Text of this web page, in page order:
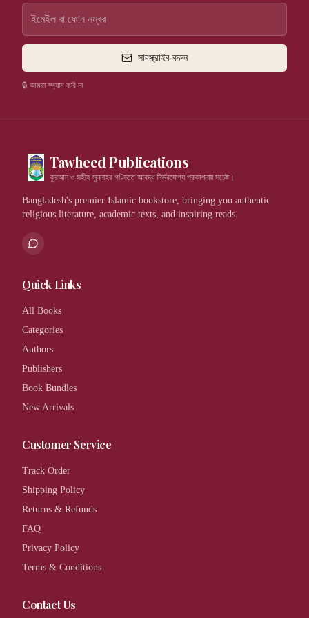
সাবস্ক্রাইব করুন
🔒 আমরা স্প্যাম করি না
Tawheed Publications
কুরআন ও সহীহ সুন্নাহর গণ্ডিতে আবদ্ধ নির্ভরযোগ্য প্রকাশনায় সচেষ্ট।
Bangladesh's premier Islamic bookstore, bringing you authentic
religious literature, academic texts, and inspiring reads.
Quick Links
All Books
Categories
Authors
Publishers
Book Bundles
New Arrivals
Customer Service
Track Order
Shipping Policy
Returns & Refunds
FAQ
Privacy Policy
Terms & Conditions
Contact Us